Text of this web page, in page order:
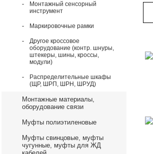
Монтажный сенсорный
инструмент
Маркировочные рамки
Другое кроссовое
оборудование (контр. шнуры,
штекеры, шины, кроссы,
модули)
Распределительные шкафы
(ЩР, ШРП, ШРН, ШРУД)
Монтажные материалы,
оборудование связи
Муфты полиэтиленовые
Муфты свинцовые, муфты
чугунные, муфты для ЖД